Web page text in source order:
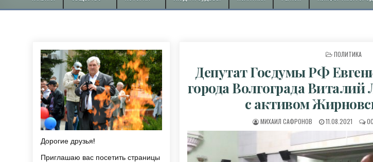
К 75-летию с
ОПУБЛИКОВАНО
ПОЛИТИКА
Депутат Госдумы РФ
города Волгограда Виталий
с активом
АВТОР:
МИХАИЛ САФРОНОВ ДАТА
11.08.2021
Дорогие друзья!
Приглашаю вас посетить страницы